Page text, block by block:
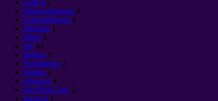
Léift et 2
Matrixentgasung 6
Gottesdéngscht 6
Medezin 1
Mann 6
mir 43
denken 1
Populatioun 2
Нервы 2
объекты 4
Der Basis Law 2
panacea 1